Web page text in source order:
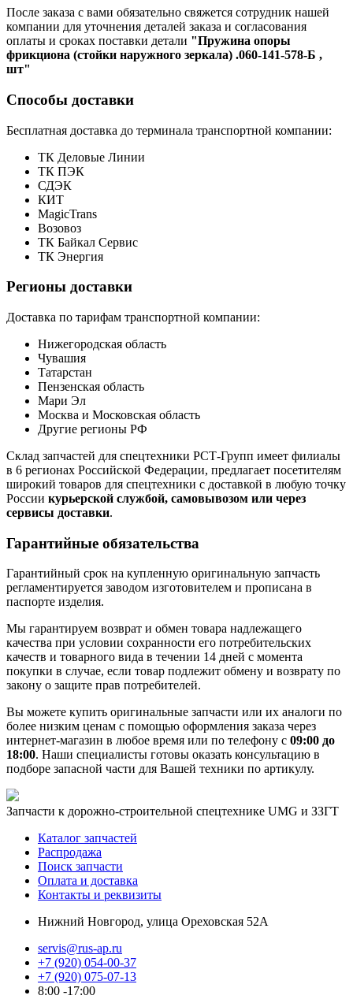
После заказа с вами обязательно свяжется сотрудник нашей
компании для уточнения деталей заказа и согласования
оплаты и сроках поставки детали "Пружина опоры
фрикциона (стойки наружного зеркала) .060-141-578-Б ,
шт"
Способы доставки
Бесплатная доставка до терминала транспортной компании:
ТК Деловые Линии
ТК ПЭК
СДЭК
КИТ
MagicTrans
Возовоз
ТК Байкал Сервис
ТК Энергия
Регионы доставки
Доставка по тарифам транспортной компании:
Нижегородская область
Чувашия
Татарстан
Пензенская область
Мари Эл
Москва и Московская область
Другие регионы РФ
Склад запчастей для спецтехники РСТ-Групп имеет филиалы
в 6 регионах Российской Федерации, предлагает посетителям
широкий товаров для спецтехники с доставкой в любую точку
России курьерской службой, самовывозом или через
сервисы доставки.
Гарантийные обязательства
Гарантийный срок на купленную оригинальную запчасть
регламентируется заводом изготовителем и прописана в
паспорте изделия.
Мы гарантируем возврат и обмен товара надлежащего
качества при условии сохранности его потребительских
качеств и товарного вида в течении 14 дней с момента
покупки в случае, если товар подлежит обмену и возврату по
закону о защите прав потребителей.
Вы можете купить оригинальные запчасти или их аналоги по
более низким ценам с помощью оформления заказа через
интернет-магазин в любое время или по телефону с 09:00 до
18:00. Наши специалисты готовы оказать консультацию в
подборе запасной части для Вашей техники по артикулу.
Запчасти к дорожно-строительной спецтехнике UMG и ЗЗГТ
Каталог запчастей
Распродажа
Поиск запчасти
Оплата и доставка
Контакты и реквизиты
Нижний Новгород, улица Ореховская 52А
servis@rus-ap.ru
+7 (920) 054-00-37
+7 (920) 075-07-13
8:00 -17:00